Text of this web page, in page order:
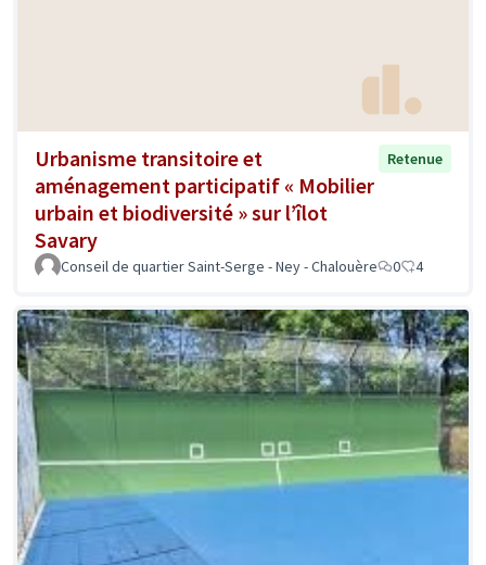
Urbanisme transitoire et
aménagement participatif « Mobilier
urbain et biodiversité » sur l’îlot
Savary
Retenue
Conseil de quartier Saint-Serge - Ney - Chalouère 0 4